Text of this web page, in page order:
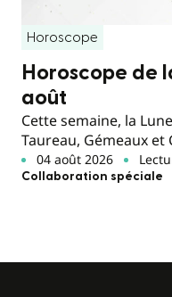
Horoscope
Horoscope de
août
Cette semaine, la
Taureau, Gémeaux et
04 août 2026
Collaboration spéciale